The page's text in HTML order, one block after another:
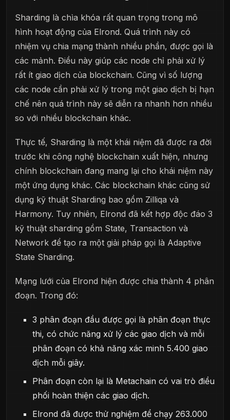
Sharding là chìa khóa rất quan trọng trong mô
hình hoạt động của Elrond. Quá trình này có
nhiệm vụ chia mạng thành nhiều phần, được gọi là
các mảnh. Điều này giúp các node chỉ phải xử lý
rất ít giao dịch của blockchain. Cũng vì số lượng
các node cần phải xử lý trong một giao dịch bị hạn
chế nên quá trình này sẽ diễn ra nhanh hơn nhiều
so với nhiều blockchain khác.
Thực tế, Sharding là một khái niệm đã được ra đời
trước khi công nghệ blockchain xuất hiện, nhưng
chính blockchain đang mang lại cho khái niệm này
một ứng dụng khác. Các blockchain khác cũng sử
dụng kỹ thuật Sharding bao gồm Zilliqa và
Harmony. Tuy nhiên, Elrond đã kết hợp độc đáo 3
kỹ thuật sharding gồm State, Transaction và
Network để tạo ra một giải pháp gọi là Adaptive
State Sharding.
Mạng lưới của Elrond hiện được chia thành 4 phân
đoạn. Trong đó:
3 phân đoạn đầu được gọi là phân đoạn thực
thi, có chức năng xử lý các giao dịch và mỗi
phân đoạn có khả năng xác minh 5.400 giao
dịch mỗi giây.
Phân đoạn còn lại là Metachain có vai trò điều
phối hoàn thiện các giao dịch.
Elrond đã được thử nghiệm để chạy 263.000